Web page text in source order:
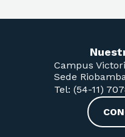
Campus
Sede
Tel: (54-11)